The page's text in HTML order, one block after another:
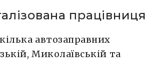
працівниця
автозаправних
Миколаївській та